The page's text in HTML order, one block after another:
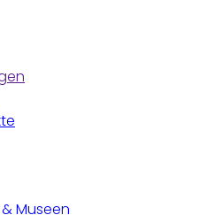
Museen